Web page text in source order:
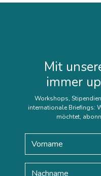
Mit
immer
Workshops,
internationale Briefings:
möchtet,